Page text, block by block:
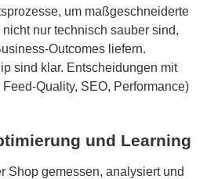
um maßgeschneiderte
nur technisch sauber sind,
Outcomes liefern.
sind klar. Entscheidungen mit
Quality, SEO, Performance)
und Learning
Shop gemessen, analysiert und